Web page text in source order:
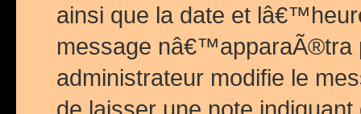
ainsi que la date et
message nâ€™apparaÃ®tra
administrateur modifie le
de laisser une note